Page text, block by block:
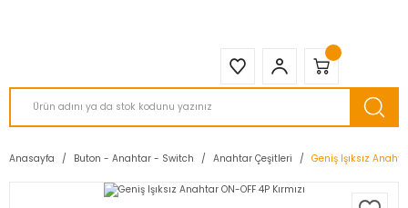
Anasayfa Buton - Anahtar - Switch Anahtar Çeşitleri Geniş Işıksız